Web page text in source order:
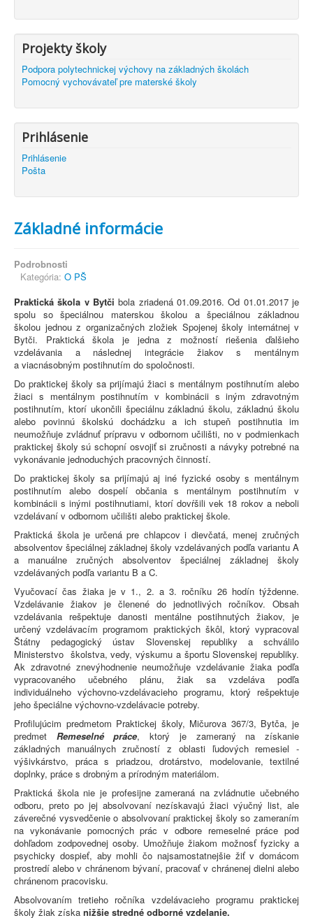
Projekty školy
Podpora polytechnickej výchovy na základných školách
Pomocný vychovávateľ pre materské školy
Prihlásenie
Prihlásenie
Pošta
Základné informácie
Podrobnosti
Kategória: O PŠ
Praktická škola v Bytčibola zriadená 01.09.2016. Od 01.01.2017 je
spolu so špeciálnou materskou školou a špeciálnou základnou
školou jednou z organizačných zložiek Spojenej školy internátnej v
Bytči. Praktická škola je jedna z možností riešenia ďalšieho
vzdelávania a následnej integrácie žiakov s mentálnym
a viacnásobným postihnutím do spoločnosti.
Do praktickej školy sa prijímajú žiaci s mentálnym postihnutím alebo
žiaci s mentálnym postihnutím v kombinácii s iným zdravotným
postihnutím, ktorí ukončili špeciálnu základnú školu, základnú školu
alebo povinnú školskú dochádzku a ich stupeň postihnutia im
neumožňuje zvládnuť prípravu v odbornom učilišti, no v podmienkach
praktickej školy sú schopní osvojiť si zručnosti a návyky potrebné na
vykonávanie jednoduchých pracovných činností.
Do praktickej školy sa prijímajú aj iné fyzické osoby s mentálnym
postihnutím alebo dospelí občania s mentálnym postihnutím v
kombinácii s inými postihnutiami, ktorí dovŕšili vek 18 rokov a neboli
vzdelávaní v odbornom učilišti alebo praktickej škole.
Praktická škola je určená pre chlapcov i dievčatá, menej zručných
absolventov špeciálnej základnej školy vzdelávaných podľa variantu A
a manuálne zručných absolventov špeciálnej základnej školy
vzdelávaných podľa variantu B a C.
Vyučovací čas žiaka je v 1., 2. a 3. ročníku 26 hodín týždenne.
Vzdelávanie žiakov je členené do jednotlivých ročníkov. Obsah
vzdelávania rešpektuje danosti mentálne postihnutých žiakov, je
určený vzdelávacím programom praktických škôl, ktorý vypracoval
Štátny pedagogický ústav Slovenskej republiky a schválilo
Ministerstvo školstva, vedy, výskumu a športu Slovenskej republiky.
Ak zdravotné znevýhodnenie neumožňuje vzdelávanie žiaka podľa
vypracovaného učebného plánu, žiak sa vzdeláva podľa
individuálneho výchovno-vzdelávacieho programu, ktorý rešpektuje
jeho špeciálne výchovno-vzdelávacie potreby.
Profilujúcim predmetom Praktickej školy, Mičurova 367/3, Bytča, je
predmet Remeselné práce, ktorý je zameraný na získanie
základných manuálnych zručností z oblasti ľudových remesiel -
výšivkárstvo, práca s priadzou, drotárstvo, modelovanie, textilné
doplnky, práce s drobným a prírodným materiálom.
Praktická škola nie je profesijne zameraná na zvládnutie učebného
odboru, preto po jej absolvovaní nezískavajú žiaci výučný list, ale
záverečné vysvedčenie o absolvovaní praktickej školy so zameraním
na vykonávanie pomocných prác v odbore remeselné práce pod
dohľadom zodpovednej osoby. Umožňuje žiakom možnosť fyzicky a
psychicky dospieť, aby mohli čo najsamostatnejšie žiť v domácom
prostredí alebo v chránenom bývaní, pracovať v chránenej dielni alebo
chránenom pracovisku.
Absolvovaním tretieho ročníka vzdelávacieho programu praktickej
školy žiak získa nižšie stredné odborné vzdelanie.